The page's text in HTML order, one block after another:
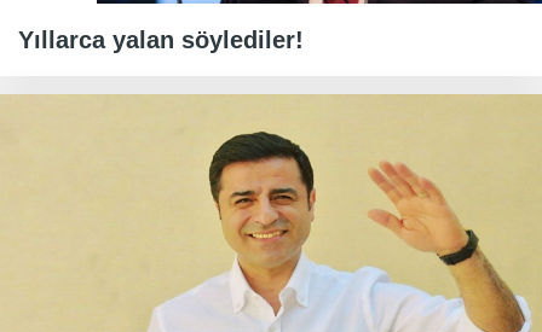
Yıllarca yalan söylediler!